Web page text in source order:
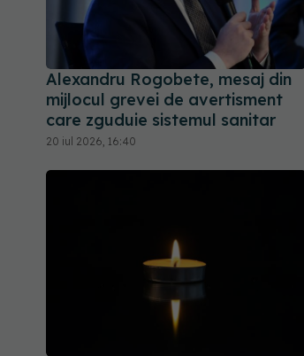
Alexandru Rogobete, mesaj din
mijlocul grevei de avertisment
care zguduie sistemul sanitar
20 iul 2026, 16:40